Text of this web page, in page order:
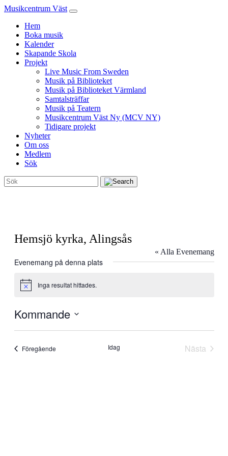
Musikcentrum Väst
Hem
Boka musik
Kalender
Skapande Skola
Projekt
Live Music From Sweden
Musik på Biblioteket
Musik på Biblioteket Värmland
Samtalsträffar
Musik på Teatern
Musikcentrum Väst Ny (MCV NY)
Tidigare projekt
Nyheter
Om oss
Medlem
Sök
Hemsjö kyrka, Alingsås
« Alla Evenemang
Evenemang på denna plats
Notis Inga resultat hittades.
Kommande
FöregåendeEvenemang Idag
Nästa